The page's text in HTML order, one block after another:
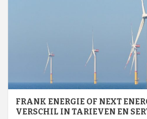
FRANK ENERGIE OF NEXT
VERSCHIL IN TARIEVEN EN